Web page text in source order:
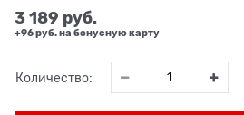
3 189 руб.
+96 руб. на бонусную карту
Количество: